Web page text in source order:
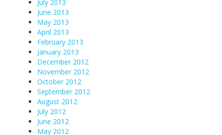
July 2013
June 2013
May 2013
April 2013
February 2013
January 2013
December 2012
November 2012
October 2012
September 2012
August 2012
July 2012
June 2012
May 2012